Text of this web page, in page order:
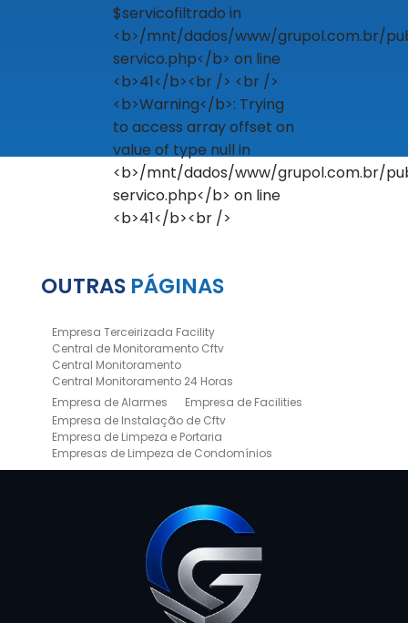
OUTRAS PÁGINAS
Empresa Terceirizada Facility
Central de Monitoramento Cftv
Central Monitoramento
Central Monitoramento 24 Horas
Empresa de Alarmes
Empresa de Facilities
Empresa de Instalação de Cftv
Empresa de Limpeza e Portaria
Empresas de Limpeza de Condomínios
Empresas de Monitoramento Cftv
Instalação de Cercas Elétricas Residenciais
Monitoramento de Alarme 24 Horas
Portaria e Limpeza
Portaria Inteligente
Portaria Remota para Condomínios
Reconhecimento Facial em Condomínios
Reconhecimento Facial para Condomínios